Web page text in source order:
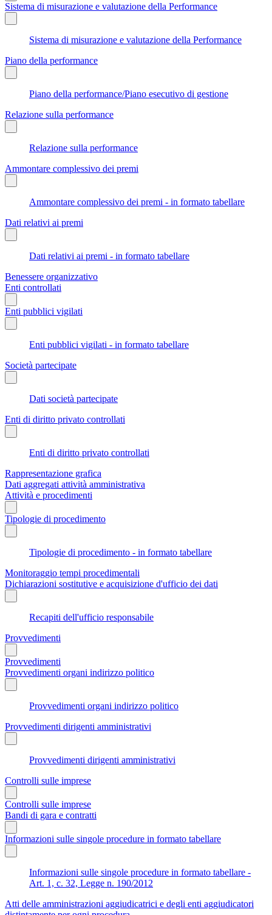
Sistema di misurazione e valutazione della Performance
Sistema di misurazione e valutazione della Performance
Piano della performance
Piano della performance/Piano esecutivo di gestione
Relazione sulla performance
Relazione sulla performance
Ammontare complessivo dei premi
Ammontare complessivo dei premi - in formato tabellare
Dati relativi ai premi
Dati relativi ai premi - in formato tabellare
Benessere organizzativo
Enti controllati
Enti pubblici vigilati
Enti pubblici vigilati - in formato tabellare
Società partecipate
Dati società partecipate
Enti di diritto privato controllati
Enti di diritto privato controllati
Rappresentazione grafica
Dati aggregati attività amministrativa
Attività e procedimenti
Tipologie di procedimento
Tipologie di procedimento - in formato tabellare
Monitoraggio tempi procedimentali
Dichiarazioni sostitutive e acquisizione d'ufficio dei dati
Recapiti dell'ufficio responsabile
Provvedimenti
Provvedimenti
Provvedimenti organi indirizzo politico
Provvedimenti organi indirizzo politico
Provvedimenti dirigenti amministrativi
Provvedimenti dirigenti amministrativi
Controlli sulle imprese
Controlli sulle imprese
Bandi di gara e contratti
Informazioni sulle singole procedure in formato tabellare
Informazioni sulle singole procedure in formato tabellare -
Art. 1, c. 32, Legge n. 190/2012
Atti delle amministrazioni aggiudicatrici e degli enti aggiudicatori